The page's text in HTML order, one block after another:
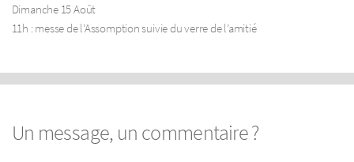
Dimanche 15 Août
11h : messe de l’Assomption suivie du verre de l’amitié
Un message, un commentaire ?